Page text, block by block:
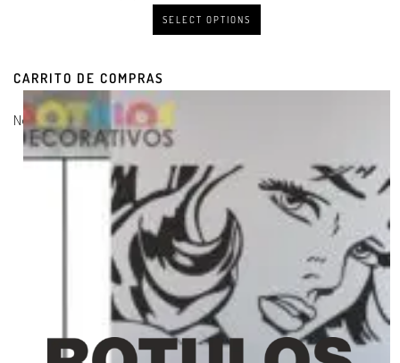
SELECT OPTIONS
CARRITO DE COMPRAS
No hay productos en el carrito.